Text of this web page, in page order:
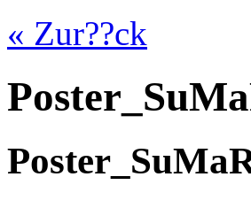
« Zur??ck